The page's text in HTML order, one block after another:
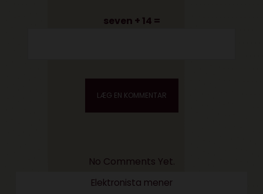
seven + 14 =
No Comments Yet.
Elektronista mener